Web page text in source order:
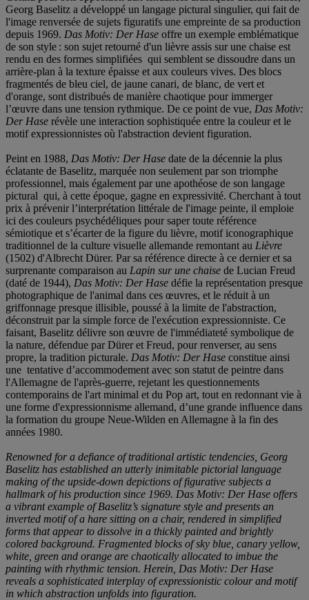
Georg Baselitz a développé un langage pictural singulier, qui fait de
l'image renversée de sujets figuratifs une empreinte de sa production
depuis 1969. Das Motiv: Der Hase offre un exemple emblématique
de son style : son sujet retourné d'un lièvre assis sur une chaise est
rendu en des formes simplifiées qui semblent se dissoudre dans un
arrière-plan à la texture épaisse et aux couleurs vives. Des blocs
fragmentés de bleu ciel, de jaune canari, de blanc, de vert et
d'orange, sont distribués de manière chaotique pour immerger
l’œuvre dans une tension rythmique. De ce point de vue, Das Motiv:
Der Hase révèle une interaction sophistiquée entre la couleur et le
motif expressionnistes où l'abstraction devient figuration.
Peint en 1988, Das Motiv: Der Hase date de la décennie la plus
éclatante de Baselitz, marquée non seulement par son triomphe
professionnel, mais également par une apothéose de son langage
pictural qui, à cette époque, gagne en expressivité. Cherchant à tout
prix à prévenir l’interprétation littérale de l'image peinte, il emploie
ici des couleurs psychédéliques pour saper toute référence
sémiotique et s’écarter de la figure du lièvre, motif iconographique
traditionnel de la culture visuelle allemande remontant au Lièvre
(1502) d'Albrecht Dürer. Par sa référence directe à ce dernier et sa
surprenante comparaison au Lapin sur une chaise de Lucian Freud
(daté de 1944), Das Motiv: Der Hase défie la représentation presque
photographique de l'animal dans ces œuvres, et le réduit à un
griffonnage presque illisible, poussé à la limite de l'abstraction,
déconstruit par la simple force de l'exécution expressionniste. Ce
faisant, Baselitz délivre son œuvre de l'immédiateté symbolique de
la nature, défendue par Dürer et Freud, pour renverser, au sens
propre, la tradition picturale. Das Motiv: Der Hase constitue ainsi
une tentative d’accommodement avec son statut de peintre dans
l'Allemagne de l'après-guerre, rejetant les questionnements
contemporains de l'art minimal et du Pop art, tout en redonnant vie à
une forme d'expressionnisme allemand, d’une grande influence dans
la formation du groupe Neue-Wilden en Allemagne à la fin des
années 1980.
Renowned for a defiance of traditional artistic tendencies, Georg
Baselitz has established an utterly inimitable pictorial language
making of the upside-down depictions of figurative subjects a
hallmark of his production since 1969. Das Motiv: Der Hase offers
a vibrant example of Baselitz’s signature style and presents an
inverted motif of a hare sitting on a chair, rendered in simplified
forms that appear to dissolve in a thickly painted and brightly
colored background. Fragmented blocks of sky blue, canary yellow,
white, green and orange are chaotically allocated to imbue the
painting with rhythmic tension. Herein, Das Motiv: Der Hase
reveals a sophisticated interplay of expressionistic colour and motif
in which abstraction unfolds into figuration.